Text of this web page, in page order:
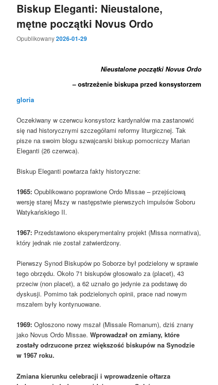
Biskup Eleganti: Nieustalone,
mętne początki Novus Ordo
Opublikowany2026-01-29
Nieustalone początki Novus Ordo
– ostrzeżenie biskupa przed konsystorzem
gloria
Oczekiwany w czerwcu konsystorz kardynałów ma zastanowić
się nad historycznymi szczegółami reformy liturgicznej. Tak
pisze na swoim blogu szwajcarski biskup pomocniczy Marian
Eleganti (26 czerwca).
Biskup Eleganti powtarza fakty historyczne:
1965: Opublikowano poprawione Ordo Missae – przejściową
wersję starej Mszy w następstwie pierwszych impulsów Soboru
Watykańskiego II.
1967: Przedstawiono eksperymentalny projekt (Missa normativa),
który jednak nie został zatwierdzony.
Pierwszy Synod Biskupów po Soborze był podzielony w sprawie
tego obrzędu. Około 71 biskupów głosowało za (placet), 43
przeciw (non placet), a 62 uznało go jedynie za podstawę do
dyskusji. Pomimo tak podzielonych opinii, prace nad nowym
mszałem były kontynuowane.
1969: Ogłoszono nowy mszał (Missale Romanum), dziś znany
jako Novus Ordo Missae.Wprowadzał on zmiany, które
zostały odrzucone przez większość biskupów na Synodzie
w 1967 roku.
Zmiana kierunku celebracji i wprowadzenie ołtarza